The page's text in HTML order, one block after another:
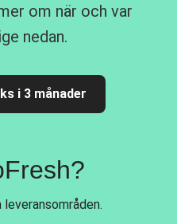
om när och var
nedan.
i 3 månader